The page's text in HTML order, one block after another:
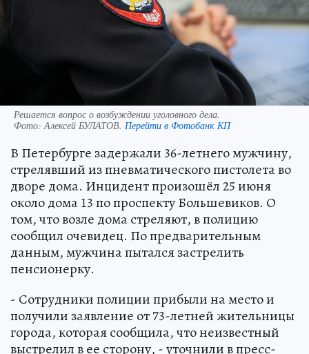
Решается вопрос о возбуждении уголовного дела.
Фото:Алексей БУЛАТОВ. Перейти в Фотобанк КП
В Петербурге задержали 36-летнего мужчину,
стрелявший из пневматического пистолета во
дворе дома. Инцидент произошёл 25 июня
около дома 13 по проспекту Большевиков. О
том, что возле дома стреляют, в полицию
сообщил очевидец. По предварительным
данным, мужчина пытался застрелить
пенсионерку.
- Сотрудники полиции прибыли на место и
получили заявление от 73-летней жительницы
города, которая сообщила, что неизвестный
выстрелил в ее сторону, - уточнили в пресс-